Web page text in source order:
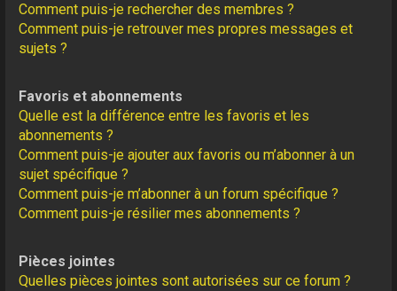
Comment puis-je rechercher des membres ?
Comment puis-je retrouver mes propres messages et
sujets ?
Favoris et abonnements
Quelle est la différence entre les favoris et les
abonnements ?
Comment puis-je ajouter aux favoris ou m’abonner à un
sujet spécifique ?
Comment puis-je m’abonner à un forum spécifique ?
Comment puis-je résilier mes abonnements ?
Pièces jointes
Quelles pièces jointes sont autorisées sur ce forum ?